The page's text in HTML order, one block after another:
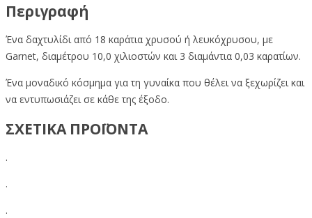
Περιγραφή
Ένα δαχτυλίδι από 18 καράτια χρυσού ή λευκόχρυσου, με
Garnet, διαμέτρου 10,0 χιλιοστών και 3 διαμάντια 0,03 καρατίων.
Ένα μοναδικό κόσμημα για τη γυναίκα που θέλει να ξεχωρίζει και
να εντυπωσιάζει σε κάθε της έξοδο.
ΣΧΕΤΙΚΑ ΠΡΟΪΟΝΤΑ
.
.
.